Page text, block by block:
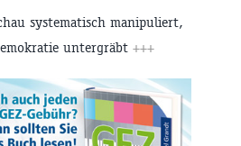
systematisch manipuliert,
untergräbt +++